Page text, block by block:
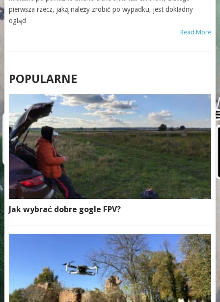
pierwsza rzecz, jaką należy zrobić po wypadku, jest dokładny
ogląd
Read More
POSTS
NAVIGATION
POPULARNE